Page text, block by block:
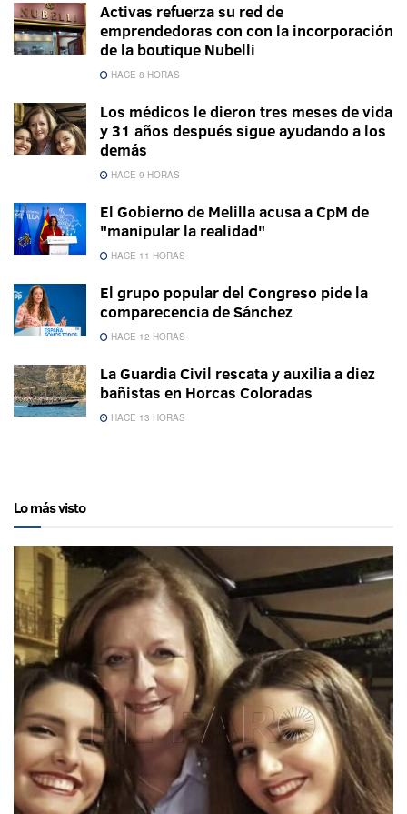
Activas refuerza su red de
emprendedoras con con la incorporación
de la boutique Nubelli
HACE 8 HORAS
Los médicos le dieron tres meses de vida
y 31 años después sigue ayudando a los
demás
HACE 9 HORAS
El Gobierno de Melilla acusa a CpM de
"manipular la realidad"
HACE 11 HORAS
El grupo popular del Congreso pide la
comparecencia de Sánchez
HACE 12 HORAS
La Guardia Civil rescata y auxilia a diez
bañistas en Horcas Coloradas
HACE 13 HORAS
Lo más visto